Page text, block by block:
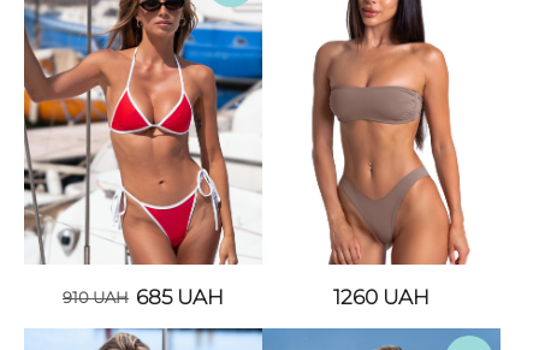
910UAH 685 UAH 1260 UAH